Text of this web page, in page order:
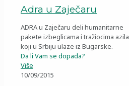
Adra u Zaječaru
ADRA u Zaječaru deli humanitarne
pakete izbeglicama i tražiocima azila
koji u Srbiju ulaze iz Bugarske.
Da li Vam se dopada?
Više
10/09/2015